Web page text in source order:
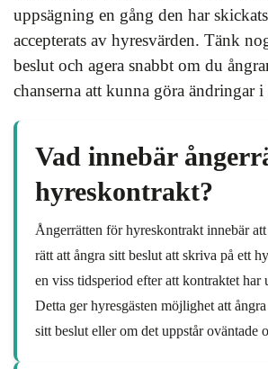
uppsägning en gång den har
accepterats av hyresvärden. Tänk
beslut och agera snabbt om du
chanserna att kunna göra ändringar
Vad innebär
hyreskontrakt?
Ångerrätten för hyreskontrakt innebär
rätt att ångra sitt beslut att skriva på ett
en viss tidsperiod efter att kontraktet har
Detta ger hyresgästen möjlighet att
sitt beslut eller om det uppstår oväntade